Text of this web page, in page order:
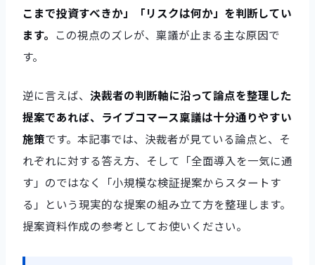
こまで投資すべきか」「リスクは何か」を判断してい
ます。 この視点のズレが、稟議が止まる主な原因で
す。
逆に言えば、 決裁者の判断軸に沿って論点を整理した
提案であれば、ライブコマース稟議は十分通りやすい
施策です。本記事では、決裁者が見ている論点と、そ
れぞれに対する答え方、そして「全面導入を一気に通
す」のではなく「小規模な検証提案からスタートす
る」という現実的な提案の組み立て方を整理します。
提案資料作成の参考としてお使いください。